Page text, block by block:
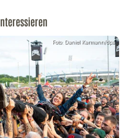
Foto: Daniel Karmann/dpa